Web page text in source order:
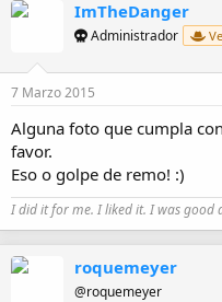
ImTheDanger
Administrador
7 Marzo 2015
Alguna foto que cumpla
favor.
Eso o golpe de remo! :)
I did it for me. I liked it. I was good
roquemeyer
@roquemeyer